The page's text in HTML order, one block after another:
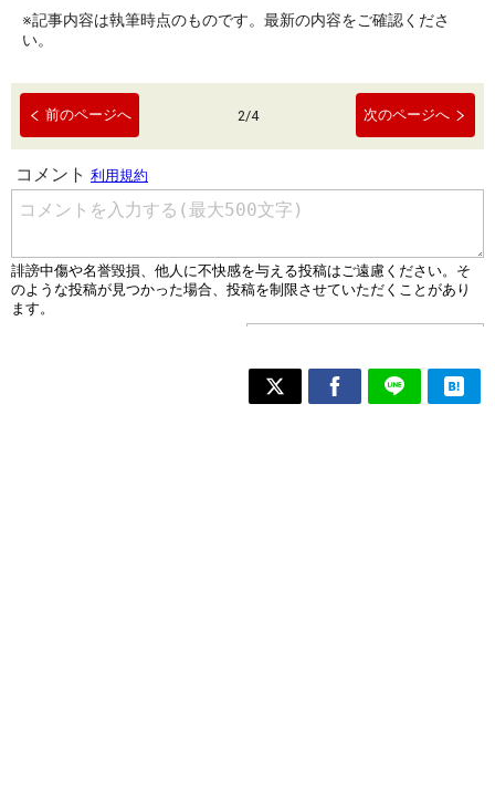
※記事内容は執筆時点のものです。最新の内容をご確認くださ
い。
前のページへ 2/4 次のページへ